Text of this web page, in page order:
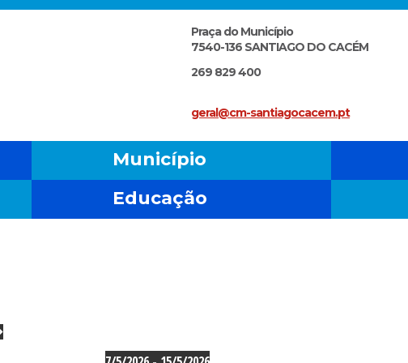
Praça do Município
7540-136 SANTIAGO DO CACÉM
269 829 400
geral@cm-santiagocacem.pt
Município
Educação